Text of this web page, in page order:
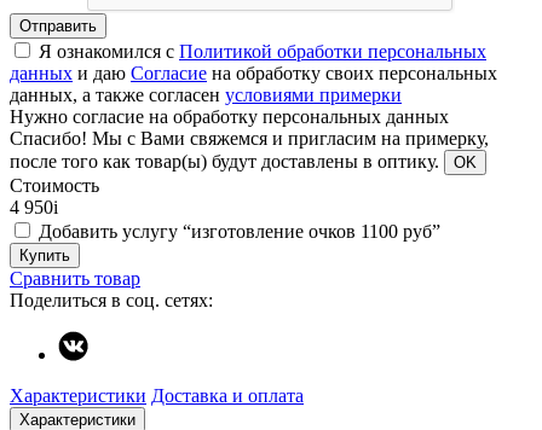
Отправить
Я ознакомился с Политикой обработки персональных
данных и даю Согласие на обработку своих персональных
данных, а также согласен условиями примерки
Нужно согласие на обработку персональных данных
Спасибо! Мы с Вами свяжемся и пригласим на примерку,
после того как товар(ы) будут доставлены в оптику.
OK
Стоимость
4 950i
Добавить услугу “изготовление очков 1100 руб”
Купить
Сравнить товар
Поделиться в соц. сетях:
Характеристики Доставка и оплата
Характеристики